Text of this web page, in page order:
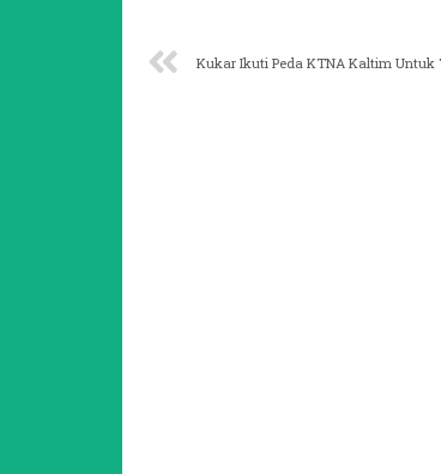
Kukar Ikuti Peda KTNA Kaltim Untuk